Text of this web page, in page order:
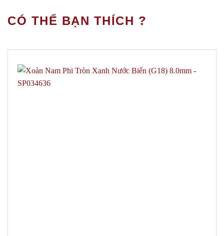
CÓ THỂ BẠN THÍCH ?